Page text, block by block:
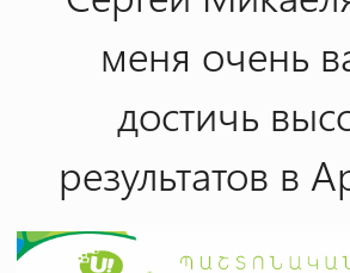
меня очень
достичь
результатов в